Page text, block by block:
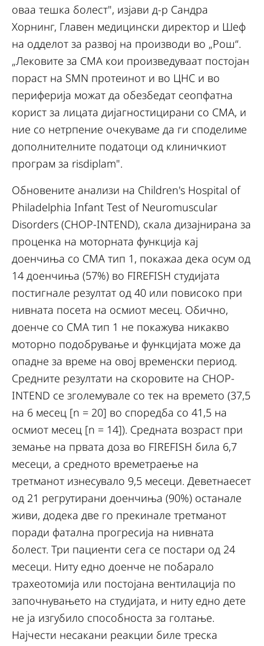
оваа тешка болест", изјави д-р Сандра
Хорнинг, Главен медицински директор и Шеф
на одделот за развој на производи во „Рош“.
„Лековите за СМА кои произведуваат постојан
пораст на SMN протеинот и во ЦНС и во
периферија можат да обезбедат сеопфатна
корист за лицата дијагностицирани со СМА, и
ние со нетрпение очекуваме да ги споделиме
дополнителните податоци од клиничкиот
програм за risdiplam".
Обновените анализи на Children's Hospital of
Philadelphia Infant Test of Neuromuscular
Disorders (CHOP-INTEND), скала дизајнирана за
проценка на моторната функција кај
доенчиња со СМА тип 1, покажаа дека осум од
14 доенчиња (57%) во FIREFISH студијата
постигнале резултат од 40 или повисоко при
нивната посета на осмиот месец. Обично,
доенче со СМА тип 1 не покажува никакво
моторно подобрување и функцијата може да
опадне за време на овој временски период.
Средните резултати на скоровите на CHOP-
INTEND се зголемувале со тек на времето (37,5
на 6 месец [n = 20] во споредба со 41,5 на
осмиот месец [n = 14]). Средната возраст при
земање на првата доза во FIREFISH била 6,7
месеци, а средното времетраење на
третманот изнесувало 9,5 месеци. Деветнаесет
од 21 регрутирани доенчиња (90%) останале
живи, додека две го прекинале третманот
поради фатална прогресија на нивната
болест. Три пациенти сега се постари од 24
месеци. Ниту едно доенче не побарало
трахеотомија или постојана вентилација по
започнувањето на студијата, и ниту едно дете
не ја изгубило способноста за голтање.
Најчести несакани реакции биле треска